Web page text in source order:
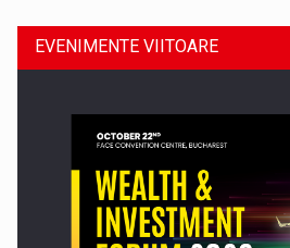
EVENIMENTE VIITOARE